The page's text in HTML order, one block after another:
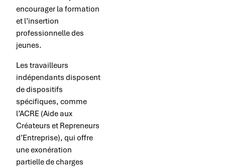
encourager la formation
et l’insertion
professionnelle des
jeunes.
Les travailleurs
indépendants disposent
de dispositifs
spécifiques, comme
l’ACRE (Aide aux
Créateurs et Repreneurs
d’Entreprise), qui offre
une exonération
partielle de charges